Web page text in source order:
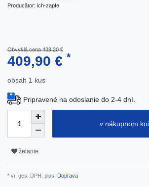
Producător: ich-zapfe
Obvyklá cena 439,20 €
409,90 € *
obsah 1 kus
Pripravené na odoslanie do 2-4 dní.
v nákupnom
želanie
* vr. ges. DPH. plus. Doprava